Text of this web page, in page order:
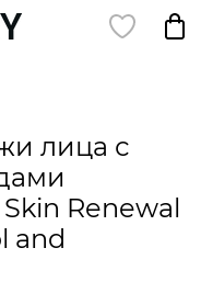
лица с
Renewal
and